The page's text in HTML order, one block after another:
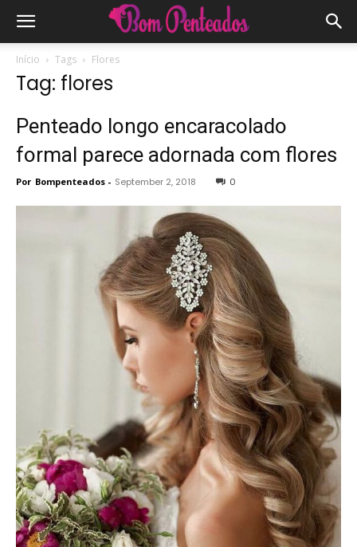
Início Tags Flores
Tag: flores
Penteado longo encaracolado
formal parece adornada com flores
Por Bompenteados - September 2, 2018 0